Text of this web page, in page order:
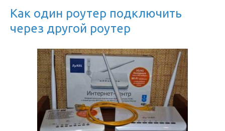
Как один роутер подключить
через другой роутер